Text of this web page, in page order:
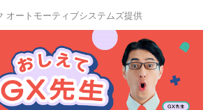
オートモーティブシステムズ提供